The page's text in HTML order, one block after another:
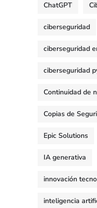
ChatGPT
ciberseguridad
ciberseguridad
ciberseguridad
Continuidad de
Copias de
Epic Solutions
IA generativa
innovación
inteligencia